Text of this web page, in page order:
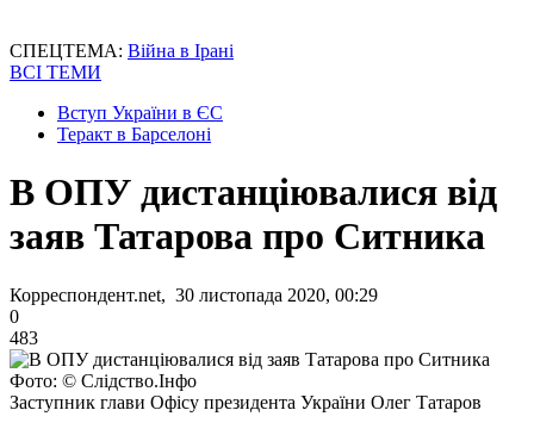
СПЕЦТЕМА: Війна в Ірані
ВСІ ТЕМИ
Вступ України в ЄС
Теракт в Барселоні
В ОПУ дистанціювалися від
заяв Татарова про Ситника
Корреспондент.net, 30 листопада 2020, 00:29
0
483
Фото: © Слідство.Інфо
Заступник глави Офісу президента України Олег Татаров